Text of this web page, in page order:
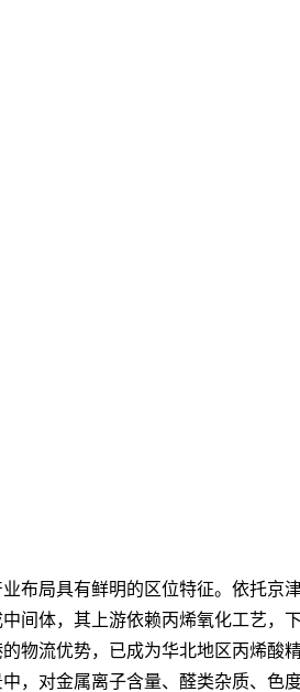
布局具有鲜明的区位特征。依托京
间体，其上游依赖丙烯氧化工艺
物流优势，已成为华北地区丙烯酸
，对金属离子含量、醛类杂质、色